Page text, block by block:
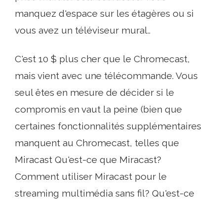
manquez d'espace sur les étagères ou si
vous avez un téléviseur mural..
C'est 10 $ plus cher que le Chromecast,
mais vient avec une télécommande. Vous
seul êtes en mesure de décider si le
compromis en vaut la peine (bien que
certaines fonctionnalités supplémentaires
manquent au Chromecast, telles que
Miracast Qu'est-ce que Miracast?
Comment utiliser Miracast pour le
streaming multimédia sans fil? Qu'est-ce